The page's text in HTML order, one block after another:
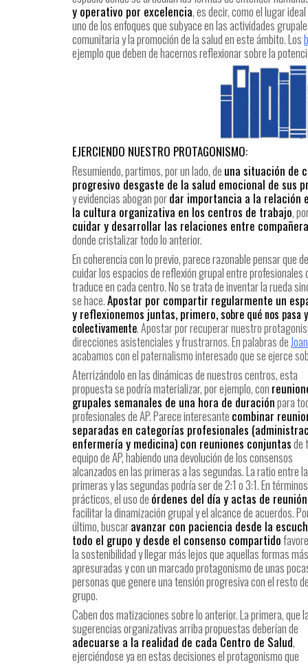
y operativo por excelencia, es decir, como el lugar
uno de los enfoques que subyace en las actividades
comunitaria y la promoción de la salud en este ámbito. Los
ejemplo que deben de hacernos reflexionar sobre la
EJERCIENDO NUESTRO PROTAGONISMO:
Resumiendo, partimos, por un lado, de una situación de
progresivo desgaste de la salud emocional de sus
y evidencias abogan pordar importancia a la relación
la cultura organizativa en los centros de trabajo,
cuidar y desarrollar las relaciones entre
donde cristalizar todo lo anterior.
En coherencia con lo previo, parece razonable pensar
cuidar los espacios de reflexión grupal entre
traduce en cada centro. No se trata de inventar la rueda
se hace.Apostar por compartir regularmente un
y reflexionemos juntas, primero,sobre qué nos
colectivamente. Apostar por recuperar nuestro
direcciones asistenciales y frustrarnos. En palabras de
acabamos con el paternalismo interesado que se ejerce
Aterrizándolo en las dinámicas de nuestros centros, esta
propuesta se podría materializar, por ejemplo, con
grupales semanales de una hora de duraciónpara
profesionales de AP. Parece interesante combinar
separadas en categorías profesionales
enfermería y medicina) con reuniones conjuntasde
equipo de AP, habiendo una devolución de los consensos
alcanzados en las primeras a las segundas. La ratio entre
primeras y las segundas podría ser de 2:1 o 3:1. En términos
prácticos, el uso de órdenes del día y actas de reunión
facilitar la dinamización grupal y el alcance de acuerdos.
último, buscaravanzar con paciencia desde la
todo el grupo y desde el consenso compartido
la sostenibilidad y llegar más lejos que aquellas formas más
apresuradas y con un marcado protagonismo de unas
personas que genere una tensión progresiva con el resto
grupo.
Caben dos matizaciones sobre lo anterior. La primera, que
sugerencias organizativas arriba propuestas deberían de
adecuarse a la realidad de cada Centro de Salud,
ejerciéndose ya en estas decisiones el protagonismo que